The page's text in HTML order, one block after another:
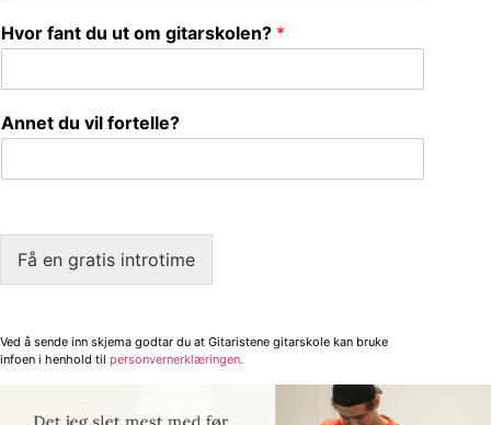
Hvor fant du ut om gitarskolen? *
Annet du vil fortelle?
Få en gratis introtime
Ved å sende inn skjema godtar du at Gitaristene gitarskole kan bruke
infoen i henhold til personvernerklæringen.